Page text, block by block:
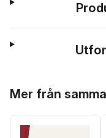
Mer från